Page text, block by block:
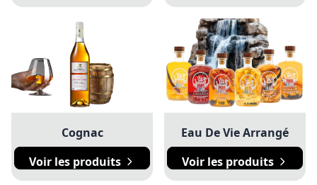
Cognac
Voir les produits
Eau De Vie Arrangé
Voir les produits